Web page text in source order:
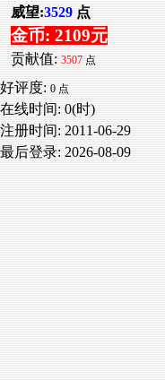
威望:3529 点
金币: 2109元
贡献值: 3507 点
好评度: 0 点
在线时间: 0(时)
注册时间: 2011-06-29
最后登录: 2026-08-09